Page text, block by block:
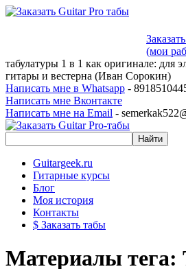
(мои
табулатуры 1 в 1 как оригинале: для
гитары и вестерна (Иван Сорокин)
Написать мне в Whatsapp -
Написать мне Вконтакте
Написать мне на Email -
Guitargeek.ru
Гитарные курсы
Блог
Моя история
Контакты
$ Заказать табы
Материалы тега: